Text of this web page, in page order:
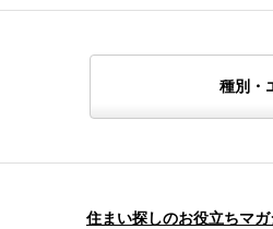
種別・
住まい探しのお役立ちマガ